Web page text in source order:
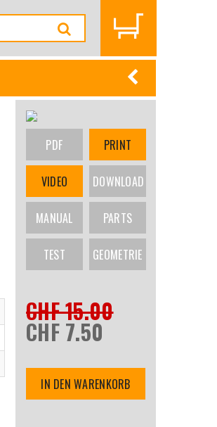
PDF PRINT
VIDEO DOWNLOAD
MANUAL PARTS
TEST GEOMETRIE
CHF 15.00
CHF 7.50
IN DEN WARENKORB